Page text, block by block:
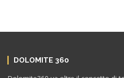
DOLOMITE 360